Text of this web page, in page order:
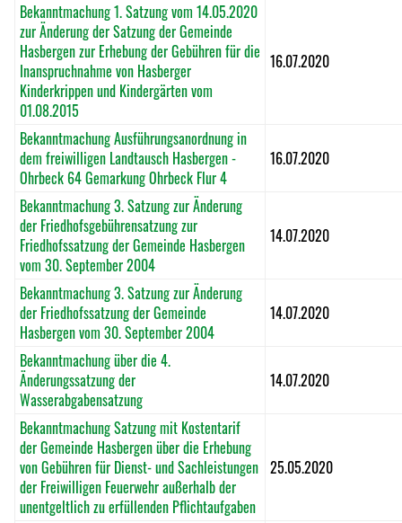
Bekanntmachung 1. Satzung vom 14.05.2020
zur Änderung der Satzung der Gemeinde
Hasbergen zur Erhebung der Gebühren für die
Inanspruchnahme von Hasberger
Kinderkrippen und Kindergärten vom
01.08.2015
16.07.2020
Bekanntmachung Ausführungsanordnung in
dem freiwilligen Landtausch Hasbergen -
Ohrbeck 64 Gemarkung Ohrbeck Flur 4
16.07.2020
Bekanntmachung 3. Satzung zur Änderung
der Friedhofsgebührensatzung zur
Friedhofssatzung der Gemeinde Hasbergen
vom 30. September 2004
14.07.2020
Bekanntmachung 3. Satzung zur Änderung
der Friedhofssatzung der Gemeinde
Hasbergen vom 30. September 2004
14.07.2020
Bekanntmachung über die 4.
Änderungssatzung der
Wasserabgabensatzung
14.07.2020
Bekanntmachung Satzung mit Kostentarif
der Gemeinde Hasbergen über die Erhebung
von Gebühren für Dienst- und Sachleistungen
der Freiwilligen Feuerwehr außerhalb der
unentgeltlich zu erfüllenden Pflichtaufgaben
25.05.2020